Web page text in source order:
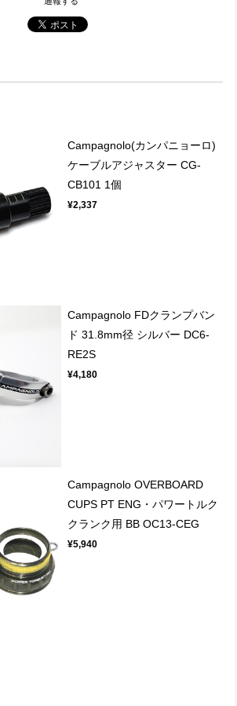
Campagnolo(カンパニョーロ)
ケーブルアジャスター CG-
CB101 1個
¥2,337
Campagnolo FDクランプバン
ド 31.8mm径 シルバー DC6-
RE2S
¥4,180
Campagnolo OVERBOARD
CUPS PT ENG・パワートルク
クランク用 BB OC13-CEG
¥5,940